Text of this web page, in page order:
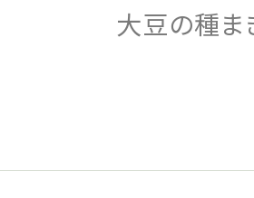
大豆の種